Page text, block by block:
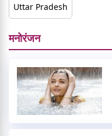
Uttar Pradesh
मनोरंजन